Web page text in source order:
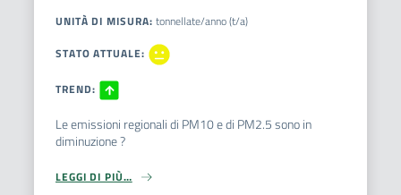
UNITÀ DI MISURA: tonnellate/anno (t/a)
STATO ATTUALE:
TREND:
Le emissioni regionali di PM10 e di PM2.5 sono in
diminuzione ?
LEGGI DI PIÙ…